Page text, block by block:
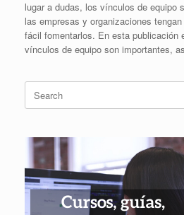
lugar a dudas, los vínculos de equipo
las empresas y organizaciones
fácil fomentarlos. En esta publicación
vínculos de equipo son importantes,
Search
for: